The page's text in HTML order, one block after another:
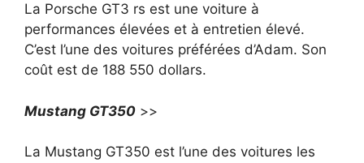
La Porsche GT3 rs est une voiture à
performances élevées et à entretien élevé.
C’est l’une des voitures préférées d’Adam. Son
coût est de 188 550 dollars.
Mustang GT350 >>
La Mustang GT350 est l’une des voitures les